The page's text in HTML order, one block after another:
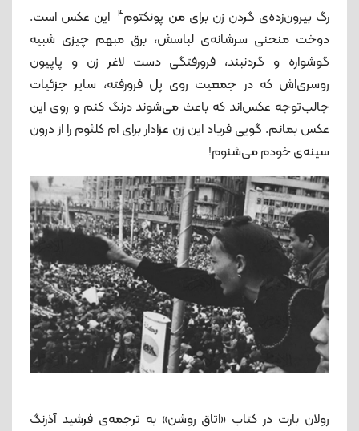
رگ بیرون‌زده‌ی گردن زن برای من پونکتوم4این عکس است.
دوخت منحنی سرشانه‌ی لباسش، برق مبهم چیزی شبیه
گوشواره و گردنبند، فرورفتگی دست لاغر زن و پاپیون
روسری‌اش که در جمعیت روی پل فرورفته، سایر جزئیات
جالب‌توجه عکس‌اند که باعث می‌شوند درنگ کنم و روی این
عکس بمانم. گویی فریاد این زن عزادار برای ام کلثوم را از درون
سینه‌‌ی خودم می‌شنوم!
رولان بارت در کتاب «اتاق روشن» به ترجمه‌ی فرشید آذرنگ